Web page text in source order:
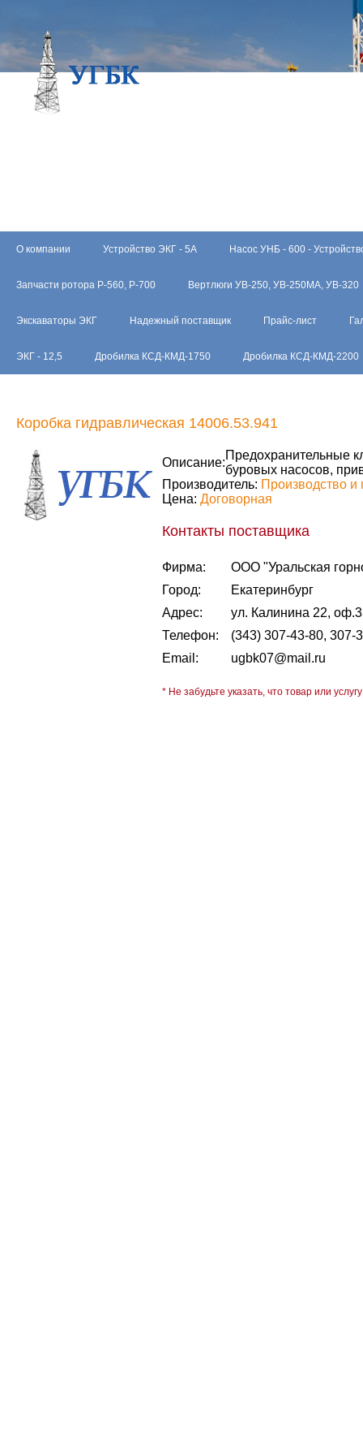
О компании Устройство ЭКГ - 5А Насос УНБ - 600 -
Запчасти ротора Р-560, Р-700 Вертлюги УВ-250, УВ-250МА, УВ-320
Экскаваторы ЭКГ Надежный поставщик Прайс-лист
ЭКГ - 12,5 Дробилка КСД-КМД-1750 Дробилка КСД-КМД-2200
Коробка гидравлическая 14006.53.941
Описание:
Предохранительные
буровых насосов,
Производитель: Производство и
Цена: Договорная
Контакты поставщика
Фирма:
ООО "Уральская
Город:
Екатеринбург
Адрес:
ул. Калинина 22,
Телефон:
(343) 307-43-80, 307-
Email:
ugbk07@mail.ru
* Не забудьте указать, что товар или